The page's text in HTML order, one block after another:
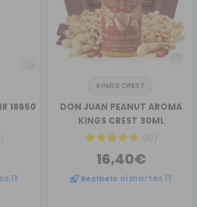
18650
11
KINGS CREST
DON JUAN PEANUT AROMA
KINGS CREST 30ML
(10)
16,40€
Recíbelo el martes 11